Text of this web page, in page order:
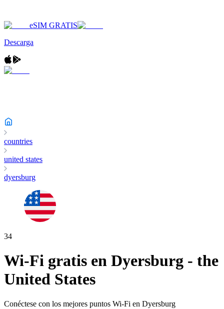
eSIM GRATIS
Descarga
countries
united states
dyersburg
34
Wi-Fi gratis en Dyersburg - the
United States
Conéctese con los mejores puntos Wi-Fi en Dyersburg